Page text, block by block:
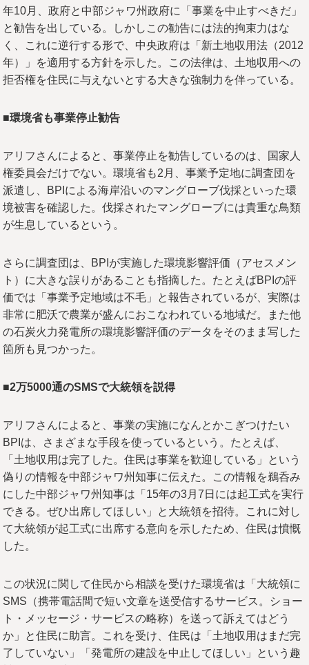
年10月、政府と中部ジャワ州政府に「事業を中止すべきだ」
と勧告を出している。しかしこの勧告には法的拘束力はな
く、これに逆行する形で、中央政府は「新土地収用法（2012
年）」を適用する方針を示した。この法律は、土地収用への
拒否権を住民に与えないとする大きな強制力を伴っている。
■環境省も事業停止勧告
アリフさんによると、事業停止を勧告しているのは、国家人
権委員会だけでない。環境省も2月、事業予定地に調査団を
派遣し、BPIによる海岸沿いのマングローブ伐採といった環
境被害を確認した。伐採されたマングローブには貴重な鳥類
が生息しているという。
さらに調査団は、BPIが実施した環境影響評価（アセスメン
ト）に大きな誤りがあることも指摘した。たとえばBPIの評
価では「事業予定地域は不毛」と報告されているが、実際は
非常に肥沃で農業が盛んにおこなわれている地域だ。また他
の石炭火力発電所の環境影響評価のデータをそのまま写した
箇所も見つかった。
■2万5000通のSMSで大統領を説得
アリフさんによると、事業の実施になんとかこぎつけたい
BPIは、さまざまな手段を使っているという。たとえば、
「土地収用は完了した。住民は事業を歓迎している」という
偽りの情報を中部ジャワ州知事に伝えた。この情報を鵜呑み
にした中部ジャワ州知事は「15年の3月7日には起工式を実行
できる。ぜひ出席してほしい」と大統領を招待。これに対し
て大統領が起工式に出席する意向を示したため、住民は憤慨
した。
この状況に関して住民から相談を受けた環境省は「大統領に
SMS（携帯電話間で短い文章を送受信するサービス。ショー
ト・メッセージ・サービスの略称）を送って訴えてはどう
か」と住民に助言。これを受け、住民は「土地収用はまだ完
了していない」「発電所の建設を中止してほしい」という趣